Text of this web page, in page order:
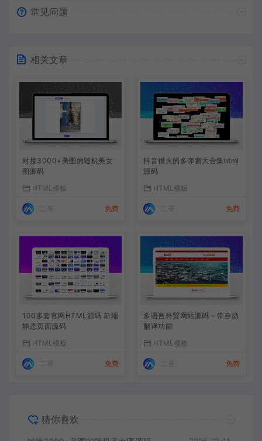
常见问题
相关文章
对接3000+美图的随机美女
图源码
HTML模板
免费
抖音很火的多弹窗大合集html
源码
HTML模板
免费
100多套官网HTML源码 前端
静态页面源码
HTML模板
免费
多语言外贸网站源码 – 带自动
翻译功能
HTML模板
免费
猜你喜欢